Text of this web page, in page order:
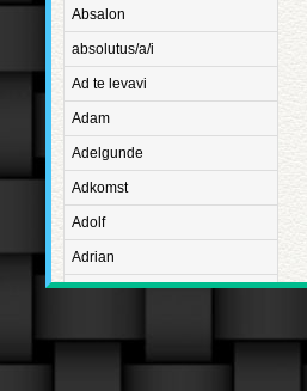
Absalon
absolutus/a/i
Ad te levavi
Adam
Adelgunde
Adkomst
Adolf
Adrian
Advent
Aetatis suae